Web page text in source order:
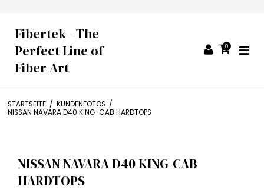
Fibertek - The
Perfect Line of
Fiber Art
0
STARTSEITE / KUNDENFOTOS /
NISSAN NAVARA D40 KING-CAB HARDTOPS
NISSAN NAVARA D40 KING-CAB
HARDTOPS